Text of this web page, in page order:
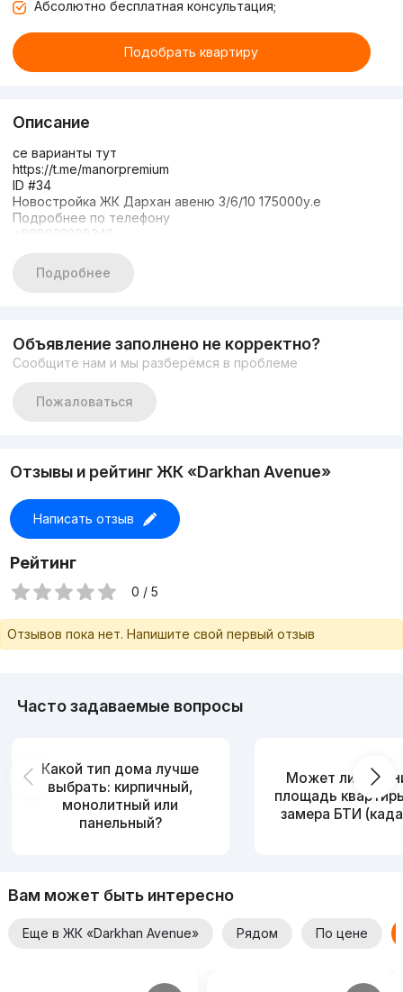
Абсолютно бесплатная консультация;
Подобрать квартиру
Описание
се варианты тут
https://t.me/manorpremium
ID #34
Новостройка ЖК Дархан авеню 3/6/10 175000у.е
Подробнее по телефону
+998933398343
Подробнее
Объявление заполнено не корректно?
Сообщите нам и мы разберёмся в проблеме
Пожаловаться
Отзывы и рейтинг ЖК «Darkhan Avenue»
Написать отзыв
Рейтинг
0 / 5
Отзывов пока нет. Напишите свой первый отзыв
Часто задаваемые вопросы
Какой тип дома лучше
выбрать: кирпичный,
монолитный или
панельный?
Может ли
площадь
замера БТИ
Вам может быть интересно
Еще в ЖК «Darkhan Avenue» Рядом По цене